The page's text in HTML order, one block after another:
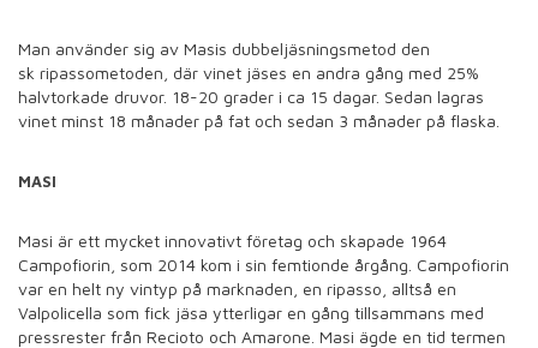
Man använder sig av Masis dubbeljäsningsmetod den
sk ripassometoden, där vinet jäses en andra gång med 25%
halvtorkade druvor. 18-20 grader i ca 15 dagar. Sedan lagras
vinet minst 18 månader på fat och sedan 3 månader på flaska.
MASI
Masi är ett mycket innovativt företag och skapade 1964
Campofiorin, som 2014 kom i sin femtionde årgång. Campofiorin
var en helt ny vintyp på marknaden, en ripasso, alltså en
Valpolicella som fick jäsa ytterligar en gång tillsammans med
pressrester från Recioto och Amarone. Masi ägde en tid termen